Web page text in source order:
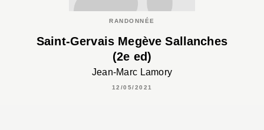
RANDONNÉE
Saint-Gervais Megève Sallanches
(2e ed)
Jean-Marc Lamory
12/05/2021